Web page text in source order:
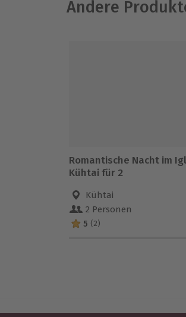
Andere
Romantische Nacht im
Kühtai für 2
Kühtai
2 Personen
5 (2)